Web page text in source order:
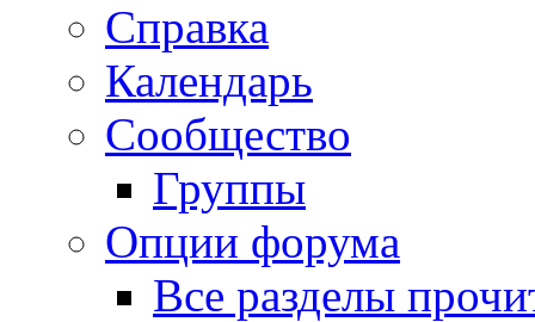
Справка
Календарь
Сообщество
Группы
Опции форума
Все разделы